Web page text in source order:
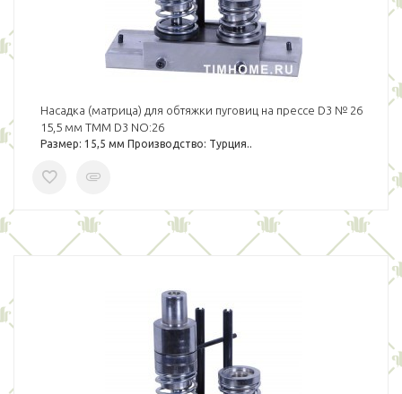
Насадка (матрица) для обтяжки пуговиц на прессе D3 № 26
15,5 мм TMM D3 NO:26
Размер: 15,5 мм Производство: Турция..